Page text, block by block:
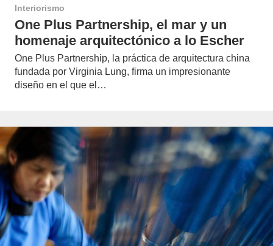
Interiorismo
One Plus Partnership, el mar y un
homenaje arquitectónico a lo Escher
One Plus Partnership, la práctica de arquitectura china
fundada por Virginia Lung, firma un impresionante
diseño en el que el…